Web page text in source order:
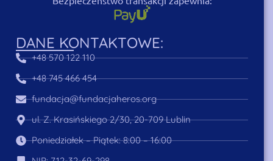
DANE KONTAKTOWE:
+48 570 122 110
+48 745 466 454
fundacja@fundacjaheros.org
ul. Z. Krasińskiego 2/30, 20-709 Lublin
Poniedziałek – Piątek: 8:00 – 16:00